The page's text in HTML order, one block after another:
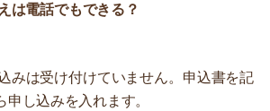
は電話でもできる？
みは受け付けていません。申込書を記
申し込みを入れます。